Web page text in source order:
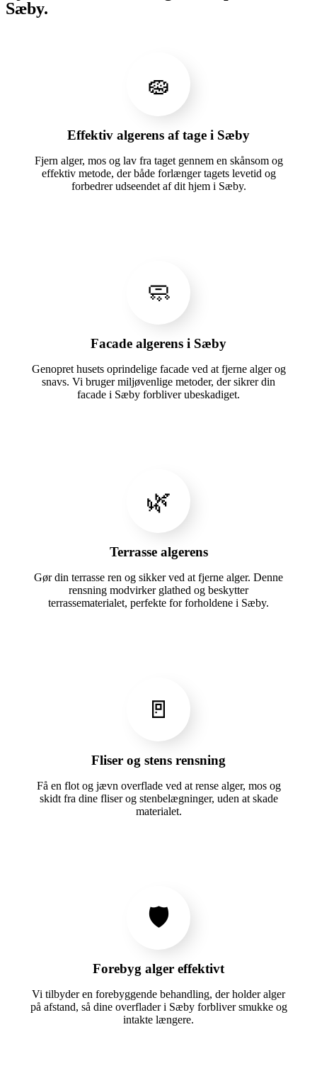
Sæby.
🧽
Effektiv algerens af tage i Sæby
Fjern alger, mos og lav fra taget gennem en skånsom og
effektiv metode, der både forlænger tagets levetid og
forbedrer udseendet af dit hjem i Sæby.
🧼
Facade algerens i Sæby
Genopret husets oprindelige facade ved at fjerne alger og
snavs. Vi bruger miljøvenlige metoder, der sikrer din
facade i Sæby forbliver ubeskadiget.
🌿
Terrasse algerens
Gør din terrasse ren og sikker ved at fjerne alger. Denne
rensning modvirker glathed og beskytter
terrassematerialet, perfekte for forholdene i Sæby.
🚪
Fliser og stens rensning
Få en flot og jævn overflade ved at rense alger, mos og
skidt fra dine fliser og stenbelægninger, uden at skade
materialet.
🛡️
Forebyg alger effektivt
Vi tilbyder en forebyggende behandling, der holder alger
på afstand, så dine overflader i Sæby forbliver smukke og
intakte længere.